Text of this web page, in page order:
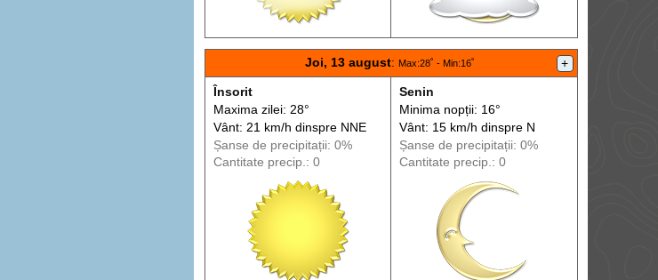
Joi, 13 august: Max:28˚ - Min:16˚ +
Însorit
Maxima zilei: 28°
Vânt: 21 km/h dinspreNNE
Șanse de precipitații: 0%
Cantitate precip.: 0
Senin
Minima nopții: 16°
Vânt: 15 km/h dinspreN
Șanse de precipitații: 0%
Cantitate precip.: 0